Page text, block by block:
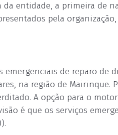
entidade, a primeira de
pela
emergenciais de reparo de
na região de Mairinque.
A opção para o
é que os serviços